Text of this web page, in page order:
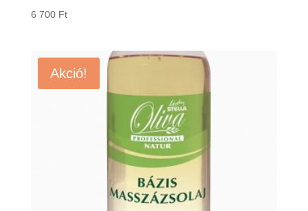
6 700 Ft
Akció!